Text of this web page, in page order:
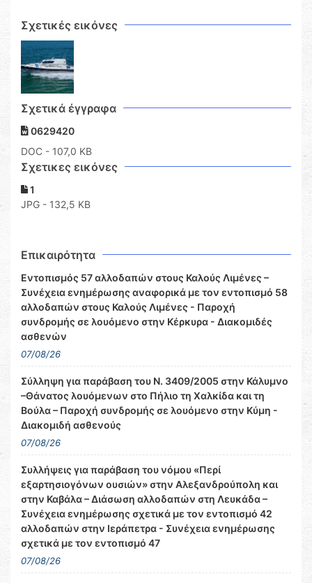
Σχετικές εικόνες
Σχετικά έγγραφα
0629420
DOC - 107,0 KB
Σχετικες εικόνες
1
JPG - 132,5 KB
Επικαιρότητα
Εντοπισμός 57 αλλοδαπών στους Καλούς Λιμένες –
Συνέχεια ενημέρωσης αναφορικά με τον εντοπισμό 58
αλλοδαπών στους Καλούς Λιμένες - Παροχή
συνδρομής σε λουόμενο στην Κέρκυρα - Διακομιδές
ασθενών
07/08/26
Σύλληψη για παράβαση του Ν. 3409/2005 στην Κάλυμνο
–Θάνατος λουόμενων στο Πήλιο τη Χαλκίδα και τη
Βούλα – Παροχή συνδρομής σε λουόμενο στην Κύμη -
Διακομιδή ασθενούς
07/08/26
Συλλήψεις για παράβαση του νόμου «Περί
εξαρτησιογόνων ουσιών» στην Αλεξανδρούπολη και
στην Καβάλα – Διάσωση αλλοδαπών στη Λευκάδα –
Συνέχεια ενημέρωσης σχετικά με τον εντοπισμό 42
αλλοδαπών στην Ιεράπετρα - Συνέχεια ενημέρωσης
σχετικά με τον εντοπισμό 47
07/08/26